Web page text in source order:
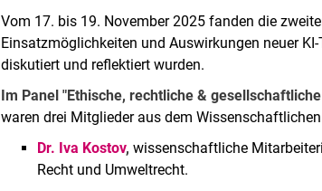
Vom 17. bis 19. November 2025 fanden die
Einsatzmöglichkeiten und Auswirkungen neuer
diskutiert und reflektiert wurden.
Im Panel "Ethische, rechtliche &
waren drei Mitglieder aus dem
Dr. Iva Kostov, wissenschaftliche
Recht und Umweltrecht.